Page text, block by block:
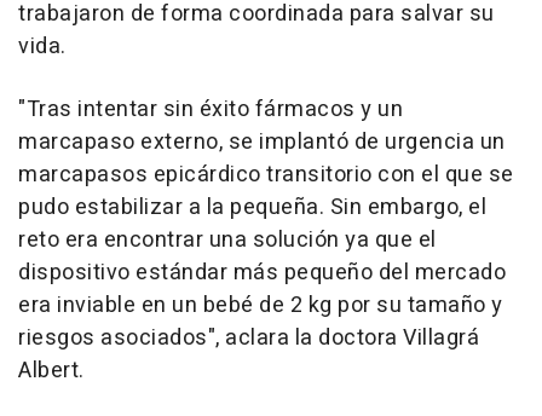
trabajaron de forma coordinada para salvar su
vida.
"Tras intentar sin éxito fármacos y un
marcapaso externo, se implantó de urgencia un
marcapasos epicárdico transitorio con el que se
pudo estabilizar a la pequeña. Sin embargo, el
reto era encontrar una solución ya que el
dispositivo estándar más pequeño del mercado
era inviable en un bebé de 2 kg por su tamaño y
riesgos asociados", aclara la doctora Villagrá
Albert.